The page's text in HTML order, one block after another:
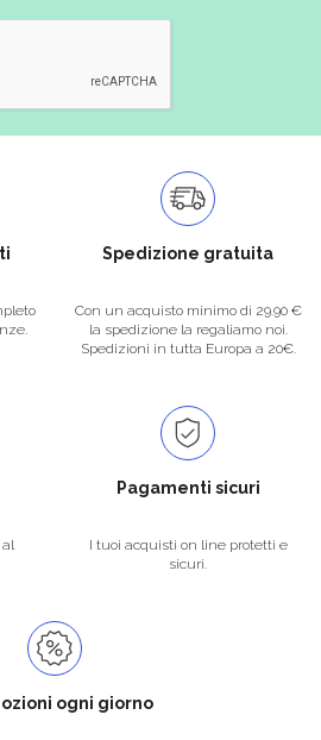
Spedizione gratuita
Con un acquisto minimo di 29.90 €
la spedizione la regaliamo noi.
Spedizioni in tutta Europa a 20€.
Pagamenti sicuri
I tuoi acquisti on line protetti e
sicuri.
ogni giorno